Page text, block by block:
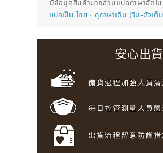
แปลเป็น ไทย
ดูภาษาเดิม (จีน-ตัวเต็